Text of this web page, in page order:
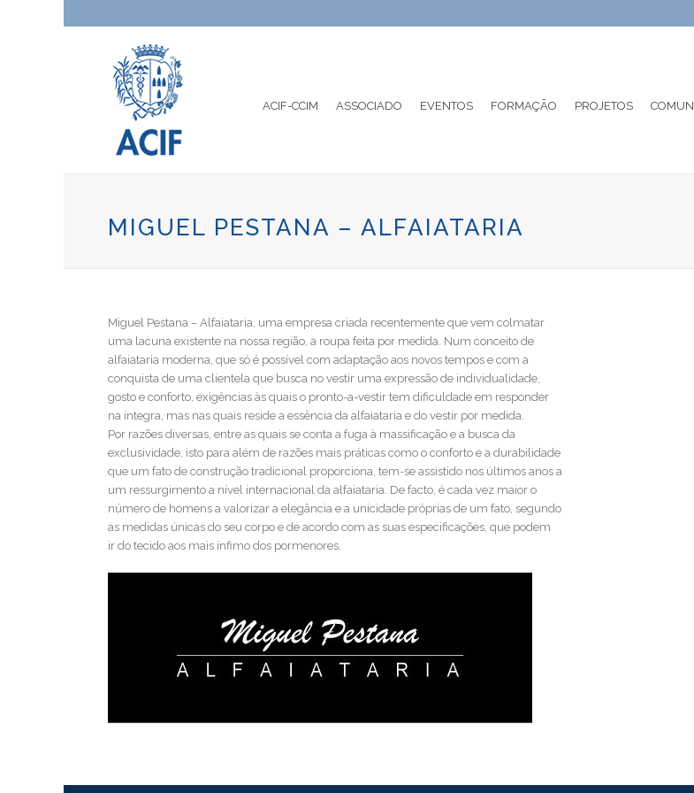
ACIF-CCIM ASSOCIADO EVENTOS FORMAÇÃO PROJETOS
MIGUEL PESTANA – ALFAIATARIA
Miguel Pestana – Alfaiataria, uma empresa criada recentemente que vem colmatar
uma lacuna existente na nossa região, a roupa feita por medida. Num conceito de
alfaiataria moderna, que só é possível com adaptação aos novos tempos e com a
conquista de uma clientela que busca no vestir uma expressão de individualidade,
gosto e conforto, exigências às quais o pronto-a-vestir tem dificuldade em responder
na íntegra, mas nas quais reside a essência da alfaiataria e do vestir por medida.
Por razões diversas, entre as quais se conta a fuga à massificação e a busca da
exclusividade, isto para além de razões mais práticas como o conforto e a durabilidade
que um fato de construção tradicional proporciona, tem-se assistido nos últimos anos a
um ressurgimento a nível internacional da alfaiataria. De facto, é cada vez maior o
número de homens a valorizar a elegância e a unicidade próprias de um fato, segundo
as medidas únicas do seu corpo e de acordo com as suas especificações, que podem
ir do tecido aos mais ínfimo dos pormenores.